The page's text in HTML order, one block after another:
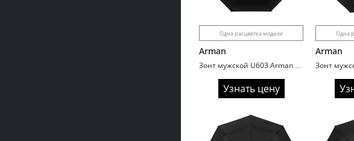
Одна расцветка модели
Arman
Зонт мужской U603 Arman автомат ручка полукрюк
Узнать цену
Одна
Arman